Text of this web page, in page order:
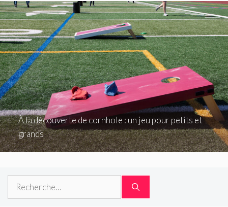
À la découverte de cornhole : un jeu pour petits et
grands
Rechercher :